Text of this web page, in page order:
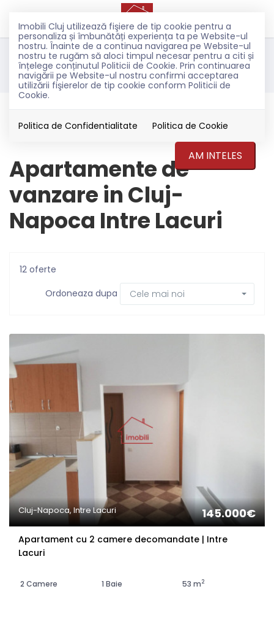
Imobili Cluj utilizează fişiere de tip cookie pentru a
personaliza și îmbunătăți experiența ta pe Website-ul
nostru. Înainte de a continua navigarea pe Website-ul
nostru te rugăm să aloci timpul necesar pentru a citi și
înțelege conținutul Politicii de Cookie. Prin continuarea
navigării pe Website-ul nostru confirmi acceptarea
utilizării fişierelor de tip cookie conform Politicii de
Cookie.
Politica de Confidentialitate Politica de Cookie
AM INTELES
Filtreaza
Cluj-Napoca
Apartamente de
vanzare in Cluj-
Napoca Intre Lacuri
12 oferte
Ordoneaza dupa
Cele mai noi
Cluj-Napoca, Intre Lacuri 145.000€
Apartament cu 2 camere decomandate | Intre
Lacuri
2 Camere 1 Baie 53 m2